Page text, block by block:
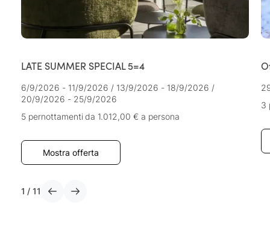
LATE SUMMER SPECIAL 5=4
6/9/2026 - 11/9/2026 / 13/9/2026 - 18/9/2026 /
20/9/2026 - 25/9/2026
5 pernottamentida 1.012,00 € a persona
Mostra offerta
3
1 / 11